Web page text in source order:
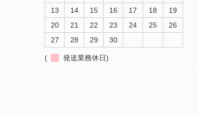
13
14 15 16 17 18
19
20
21 22 23 24 25
26
27
28 29 30
( 発送業務休日)